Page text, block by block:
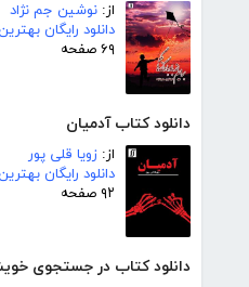
از: نوشین جم نژاد
دانلود رایگان
۶۹ صفحه
دانلود کتاب آدمیان
از: زویا قلی پور
دانلود رایگان
۹۲ صفحه
دانلود کتاب در جستجوی